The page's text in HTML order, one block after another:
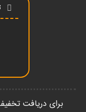
برای دریافت